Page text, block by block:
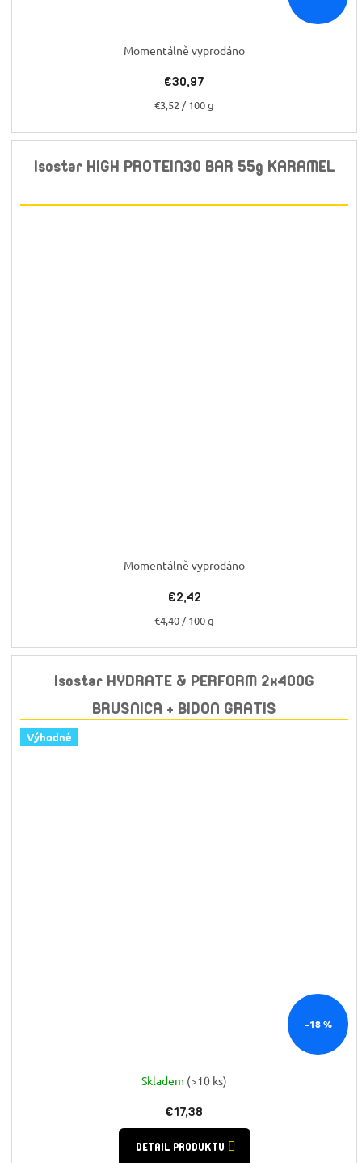
Momentálně vyprodáno
€30,97
Jednotková
€3,52 / 100 g
Isostar HIGH PROTEIN30 BAR 55g KARAMEL
Momentálně vyprodáno
€2,42
Jednotková
€4,40 / 100 g
Isostar HYDRATE & PERFORM 2x400G
BRUSNICA + BIDON GRATIS
Výhodné
–18 %
Skladem (>10 ks)
€17,38
DETAIL PRODUKTU